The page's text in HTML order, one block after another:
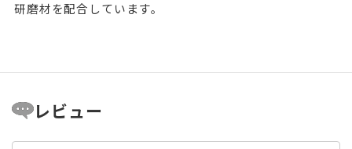
研磨材を配合しています。
レビュー